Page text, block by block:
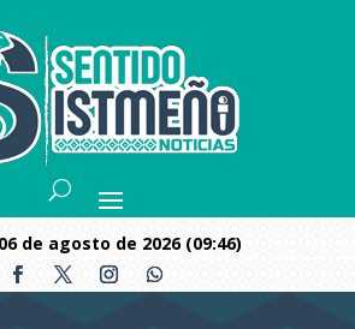
de agosto de 2026 (09:46)